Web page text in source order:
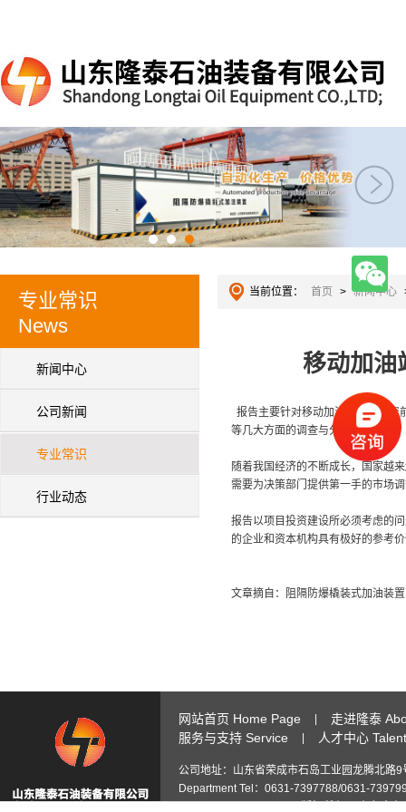
专业常识
News
新闻中心
公司新闻
专业常识
行业动态
当前位置： 首页 > 新闻中心
移动加油
报告主要针对移动加油站项目投资
等几大方面的调查与分析。
随着我国经济的不断成长，国家越
需要为决策部门提供第一手的市场
报告以项目投资建设所必须考虑的
的企业和资本机构具有极好的参考
文章摘自：阻隔防爆橇装式加油装
网站首页 Home Page
走进隆泰
服务与支持 Service
人才中心
公司地址：山东省荣成市石岛工业园龙腾北
Department Tel：0631-7397788/0631-